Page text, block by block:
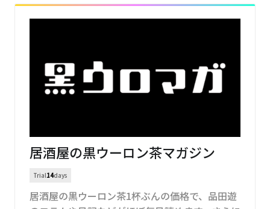
居酒屋の黒ウーロン茶マガジン
Trial14days
居酒屋の黒ウーロン茶1杯ぶんの価格で、品田遊